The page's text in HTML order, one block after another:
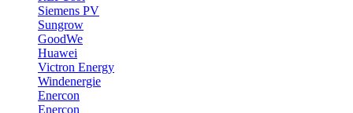
Siemens PV
Sungrow
GoodWe
Huawei
Victron Energy
Windenergie
Enercon
Enercon